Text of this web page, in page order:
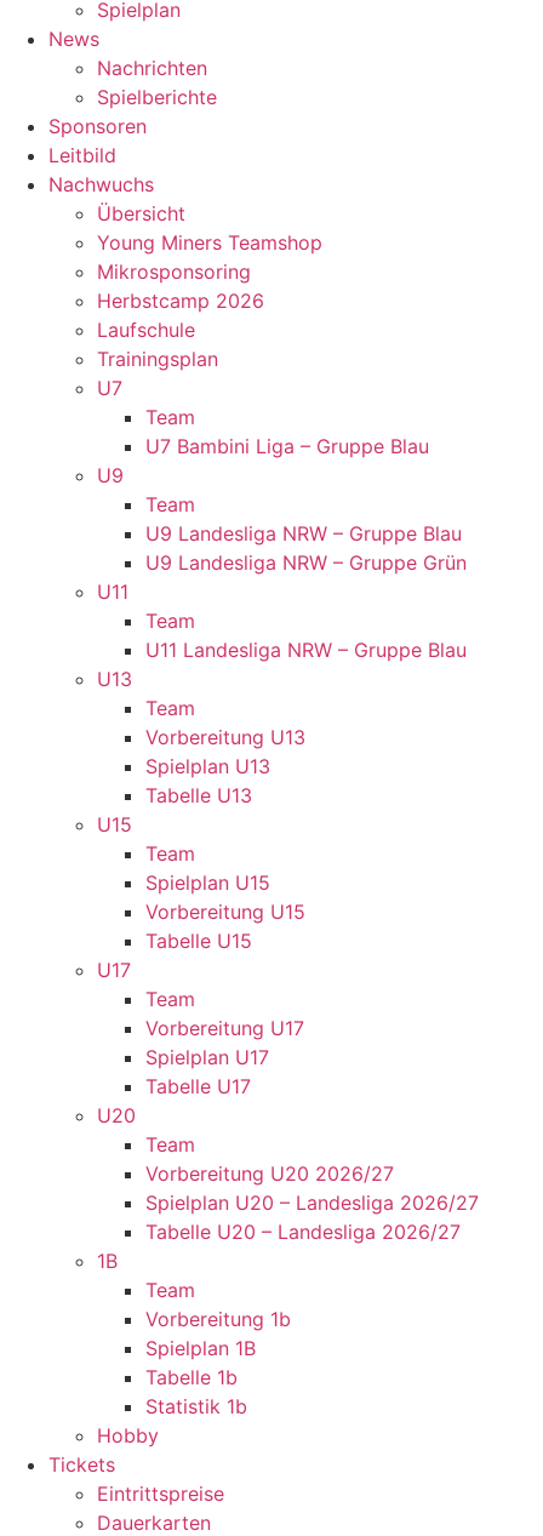
Spielplan
News
Nachrichten
Spielberichte
Sponsoren
Leitbild
Nachwuchs
Übersicht
Young Miners Teamshop
Mikrosponsoring
Herbstcamp 2026
Laufschule
Trainingsplan
U7
Team
U7 Bambini Liga – Gruppe Blau
U9
Team
U9 Landesliga NRW – Gruppe Blau
U9 Landesliga NRW – Gruppe Grün
U11
Team
U11 Landesliga NRW – Gruppe Blau
U13
Team
Vorbereitung U13
Spielplan U13
Tabelle U13
U15
Team
Spielplan U15
Vorbereitung U15
Tabelle U15
U17
Team
Vorbereitung U17
Spielplan U17
Tabelle U17
U20
Team
Vorbereitung U20 2026/27
Spielplan U20 – Landesliga 2026/27
Tabelle U20 – Landesliga 2026/27
1B
Team
Vorbereitung 1b
Spielplan 1B
Tabelle 1b
Statistik 1b
Hobby
Tickets
Eintrittspreise
Dauerkarten